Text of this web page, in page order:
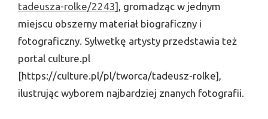
tadeusza-rolke/2243], gromadząc w jednym
miejscu obszerny materiał biograficzny i
fotograficzny. Sylwetkę artysty przedstawia też
portal culture.pl
[https://culture.pl/pl/tworca/tadeusz-rolke],
ilustrując wyborem najbardziej znanych fotografii.